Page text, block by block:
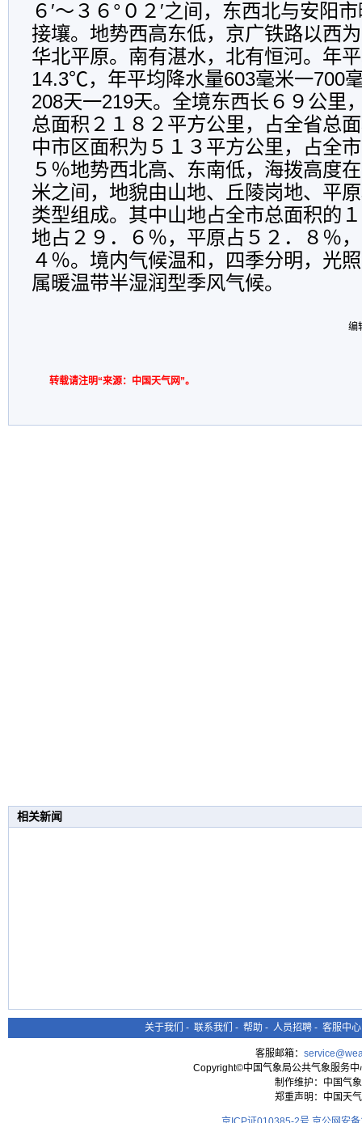
６′～３６°０２′之间，东西北与安阳
接壤。地势西高东低，京广铁路以西
华北平原。南有湛水，北有恒河。年
14.3℃，年平均降水量603毫米一700
208天一219天。全境东西长６９公里
总面积２１８２平方公里，占全省总
中市区面积为５１３平方公里，占全
５％地势西北高、东南低，海拨高度
米之间，地貌由山地、丘陵岗地、平
类型组成。其中山地占全市总面积的
地占２９．６％，平原占５２．８％
４％。境内气候温和，四季分明，光
属暖温带半湿润型季风气候。
编
转载请注明“来源：中国天气网”。
相关新闻
关于我们 - 联系我们 - 帮助 - 人员招聘 - 客服中心
客服邮箱：
Copyright©中国气象局公共气象服务
制作维护：中国气
郑重声明：中国天